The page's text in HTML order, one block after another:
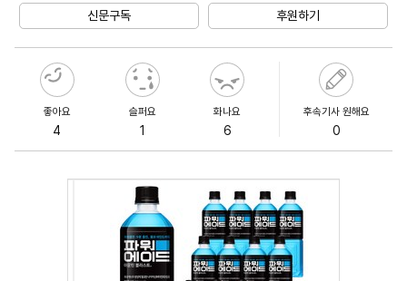
신문구독 후원하기
좋아요
4
슬퍼요
1
화나요
6
후속기사 원해요
0